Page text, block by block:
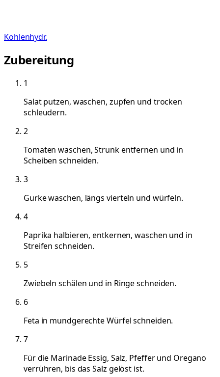
Kohlenhydr.
Zubereitung
1
Salat putzen, waschen, zupfen und trocken
schleudern.
2
Tomaten waschen, Strunk entfernen und in
Scheiben schneiden.
3
Gurke waschen, längs vierteln und würfeln.
4
Paprika halbieren, entkernen, waschen und in
Streifen schneiden.
5
Zwiebeln schälen und in Ringe schneiden.
6
Feta in mundgerechte Würfel schneiden.
7
Für die Marinade Essig, Salz, Pfeffer und Oregano
verrühren, bis das Salz gelöst ist.